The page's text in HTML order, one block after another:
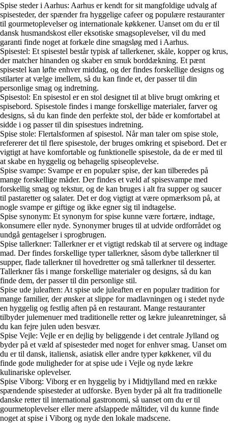
Spise steder i Aarhus: Aarhus er kendt for sit mangfoldige udvalg af
spisesteder, der spænder fra hyggelige cafeer og populære restauranter
til gourmetoplevelser og internationale køkkener. Uanset om du er til
dansk husmandskost eller eksotiske smagsoplevelser, vil du med
garanti finde noget at forkæle dine smagsløg med i Aarhus.
Spisestel: Et spisestel består typisk af tallerkener, skåle, kopper og krus,
der matcher hinanden og skaber en smuk borddækning. Et pænt
spisestel kan løfte enhver middag, og der findes forskellige designs og
stilarter at vælge imellem, så du kan finde et, der passer til din
personlige smag og indretning.
Spisestol: En spisestol er en stol designet til at blive brugt omkring et
spisebord. Spisestole findes i mange forskellige materialer, farver og
designs, så du kan finde den perfekte stol, der både er komfortabel at
sidde i og passer til din spisestues indretning.
Spise stole: Flertalsformen af spisestol. Når man taler om spise stole,
refererer det til flere spisestole, der bruges omkring et spisebord. Det er
vigtigt at have komfortable og funktionelle spisestole, da de er med til
at skabe en hyggelig og behagelig spiseoplevelse.
Spise svampe: Svampe er en populær spise, der kan tilberedes på
mange forskellige måder. Der findes et væld af spisesvampe med
forskellig smag og tekstur, og de kan bruges i alt fra supper og saucer
til pastaretter og salater. Det er dog vigtigt at være opmærksom på, at
nogle svampe er giftige og ikke egner sig til indtagelse.
Spise synonym: Et synonym for spise kunne være fortære, indtage,
konsumere eller nyde. Synonymer bruges til at udvide ordforrådet og
undgå gentagelser i sprogbrugen.
Spise tallerkner: Tallerkner er et vigtigt redskab til at servere og indtage
mad. Der findes forskellige typer tallerkner, såsom dybe tallerkner til
supper, flade tallerkner til hovedretter og små tallerkner til desserter.
Tallerkner fås i mange forskellige materialer og designs, så du kan
finde dem, der passer til din personlige stil.
Spise ude juleaften: At spise ude juleaften er en populær tradition for
mange familier, der ønsker at slippe for madlavningen og i stedet nyde
en hyggelig og festlig aften på en restaurant. Mange restauranter
tilbyder julemenuer med traditionelle retter og lækre juleanretninger, så
du kan fejre julen uden besvær.
Spise Vejle: Vejle er en dejlig by beliggende i det centrale Jylland og
byder på et væld af spisesteder med noget for enhver smag. Uanset om
du er til dansk, italiensk, asiatisk eller andre typer køkkener, vil du
finde gode muligheder for at spise ude i Vejle og nyde lækre
kulinariske oplevelser.
Spise Viborg: Viborg er en hyggelig by i Midtjylland med en række
spændende spisesteder at udforske. Byen byder på alt fra traditionelle
danske retter til international gastronomi, så uanset om du er til
gourmetoplevelser eller mere afslappede måltider, vil du kunne finde
noget at spise i Viborg og nyde den lokale madscene.